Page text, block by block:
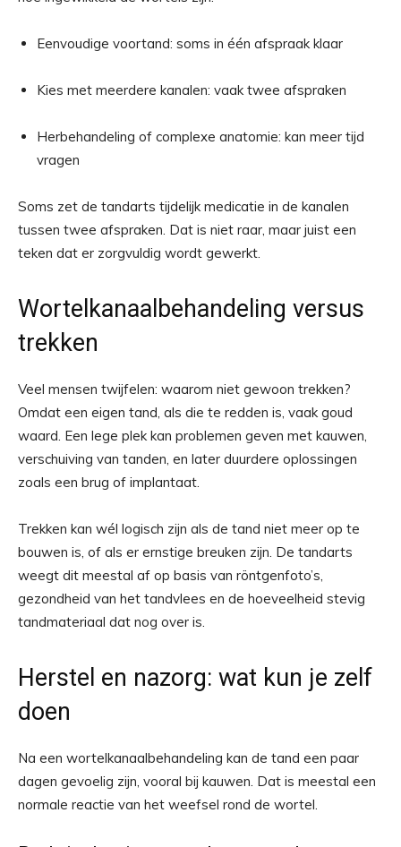
Eenvoudige voortand: soms in één afspraak klaar
Kies met meerdere kanalen: vaak twee afspraken
Herbehandeling of complexe anatomie: kan meer tijd
vragen
Soms zet de tandarts tijdelijk medicatie in de kanalen
tussen twee afspraken. Dat is niet raar, maar juist een
teken dat er zorgvuldig wordt gewerkt.
Wortelkanaalbehandeling versus
trekken
Veel mensen twijfelen: waarom niet gewoon trekken?
Omdat een eigen tand, als die te redden is, vaak goud
waard. Een lege plek kan problemen geven met kauwen,
verschuiving van tanden, en later duurdere oplossingen
zoals een brug of implantaat.
Trekken kan wél logisch zijn als de tand niet meer op te
bouwen is, of als er ernstige breuken zijn. De tandarts
weegt dit meestal af op basis van röntgenfoto’s,
gezondheid van het tandvlees en de hoeveelheid stevig
tandmateriaal dat nog over is.
Herstel en nazorg: wat kun je zelf
doen
Na een wortelkanaalbehandeling kan de tand een paar
dagen gevoelig zijn, vooral bij kauwen. Dat is meestal een
normale reactie van het weefsel rond de wortel.